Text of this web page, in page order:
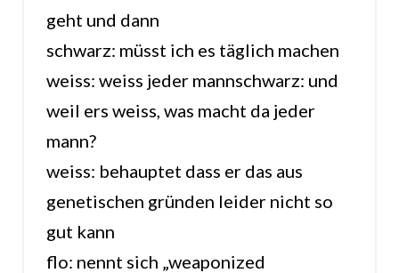
geht und dann
schwarz: müsst ich es täglich machen
weiss: weiss jeder mannschwarz: und
weil ers weiss, was macht da jeder
mann?
weiss: behauptet dass er das aus
genetischen gründen leider nicht so
gut kann
flo: nennt sich „weaponized